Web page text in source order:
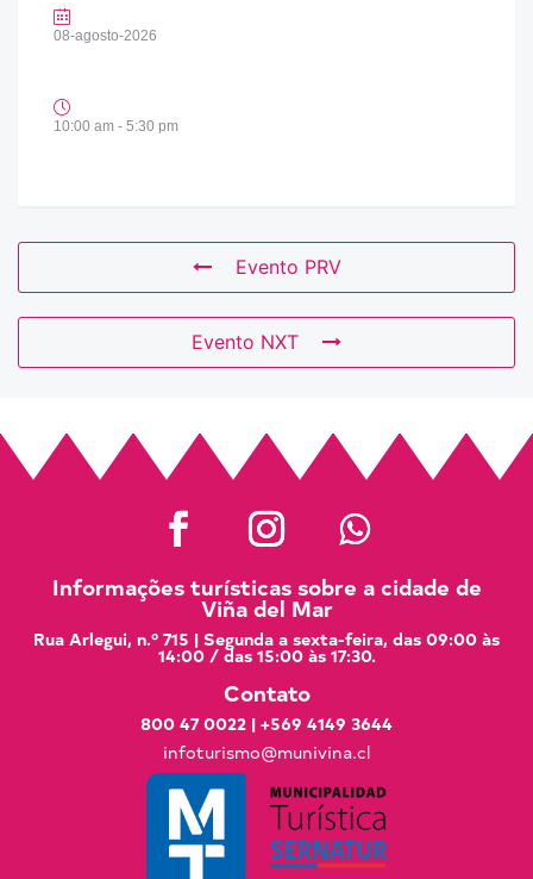
08-agosto-2026
10:00 am - 5:30 pm
Evento PRV
Evento NXT
Informações turísticas sobre a cidade de
Viña del Mar
Rua Arlegui, n.º 715 | Segunda a sexta-feira, das 09:00 às
14:00 / das 15:00 às 17:30.
Contato
800 47 0022 | +569 4149 3644
infoturismo@munivina.cl